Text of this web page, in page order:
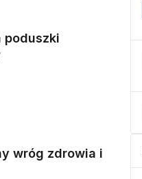
poduszki
wróg zdrowia i